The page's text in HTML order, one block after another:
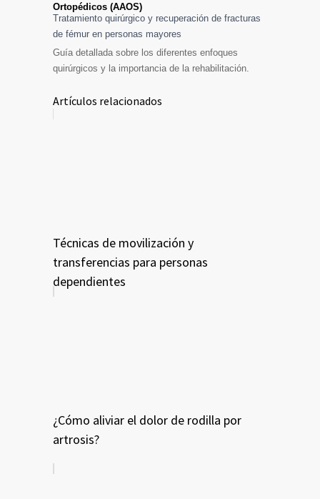
Ortopédicos (AAOS)
Tratamiento quirúrgico y recuperación de fracturas
de fémur en personas mayores
Guía detallada sobre los diferentes enfoques
quirúrgicos y la importancia de la rehabilitación.
Artículos relacionados
Técnicas de movilización y
transferencias para personas
dependientes
¿Cómo aliviar el dolor de rodilla por
artrosis?